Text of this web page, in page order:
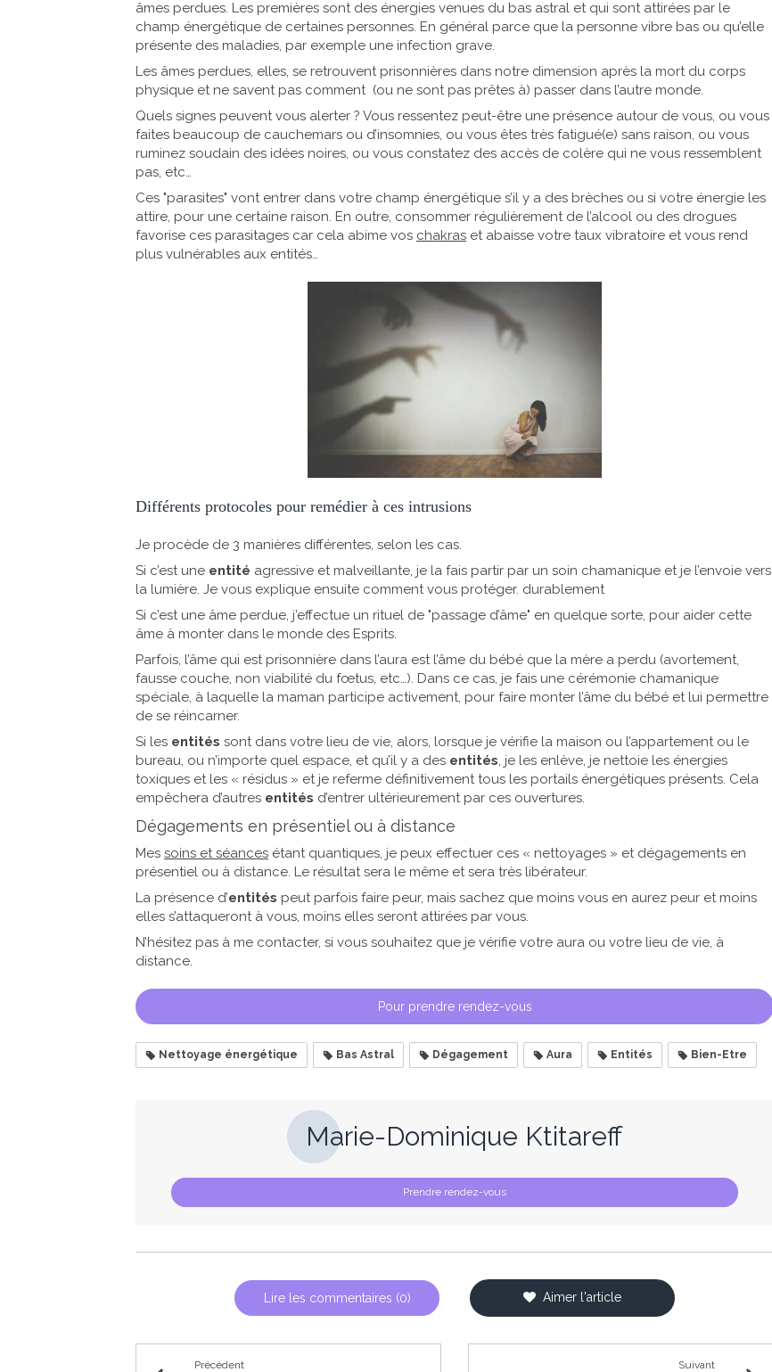
âmes perdues. Les premières sont des énergies venues du bas astral et qui sont attirées par le
champ énergétique de certaines personnes. En général parce que la personne vibre bas ou qu’elle
présente des maladies, par exemple une infection grave.
Les âmes perdues, elles, se retrouvent prisonnières dans notre dimension après la mort du corps
physique et ne savent pas comment (ou ne sont pas prêtes à) passer dans l’autre monde.
Quels signes peuvent vous alerter ? Vous ressentez peut-être une présence autour de vous, ou vous
faites beaucoup de cauchemars ou d’insomnies, ou vous êtes très fatigué(e) sans raison, ou vous
ruminez soudain des idées noires, ou vous constatez des accès de colère qui ne vous ressemblent
pas, etc…
Ces "parasites" vont entrer dans votre champ énergétique s’il y a des brèches ou si votre énergie les
attire, pour une certaine raison. En outre, consommer régulièrement de l’alcool ou des drogues
favorise ces parasitages car cela abime vos chakras et abaisse votre taux vibratoire et vous rend
plus vulnérables aux entités…
Différents protocoles pour remédier à ces intrusions
Je procède de 3 manières différentes, selon les cas.
Si c’est une entité agressive et malveillante, je la fais partir par un soin chamanique et je l’envoie vers
la lumière. Je vous explique ensuite comment vous protéger. durablement
Si c’est une âme perdue, j’effectue un rituel de "passage d’âme" en quelque sorte, pour aider cette
âme à monter dans le monde des Esprits.
Parfois, l’âme qui est prisonnière dans l’aura est l’âme du bébé que la mère a perdu (avortement,
fausse couche, non viabilité du fœtus, etc…). Dans ce cas, je fais une cérémonie chamanique
spéciale, à laquelle la maman participe activement, pour faire monter l’âme du bébé et lui permettre
de se réincarner.
Si les entités sont dans votre lieu de vie, alors, lorsque je vérifie la maison ou l’appartement ou le
bureau, ou n’importe quel espace, et qu’il y a des entités, je les enlève, je nettoie les énergies
toxiques et les « résidus » et je referme définitivement tous les portails énergétiques présents. Cela
empêchera d’autres entités d’entrer ultérieurement par ces ouvertures.
Dégagements en présentiel ou à distance
Mes soins et séances étant quantiques, je peux effectuer ces « nettoyages » et dégagements en
présentiel ou à distance. Le résultat sera le même et sera très libérateur.
La présence d’entités peut parfois faire peur, mais sachez que moins vous en aurez peur et moins
elles s’attaqueront à vous, moins elles seront attirées par vous.
N’hésitez pas à me contacter, si vous souhaitez que je vérifie votre aura ou votre lieu de vie, à
distance.
Pour prendre rendez-vous
Nettoyage énergétique Bas Astral Dégagement Aura Entités Bien-Etre
Marie-Dominique Ktitareff
Prendre rendez-vous
Lire les commentaires (0) Aimer l'article
Précédent Suivant